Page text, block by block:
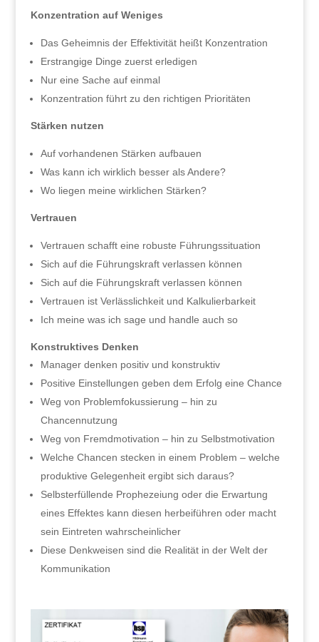
Konzentration auf Weniges
Das Geheimnis der Effektivität heißt Konzentration
Erstrangige Dinge zuerst erledigen
Nur eine Sache auf einmal
Konzentration führt zu den richtigen Prioritäten
Stärken nutzen
Auf vorhandenen Stärken aufbauen
Was kann ich wirklich besser als Andere?
Wo liegen meine wirklichen Stärken?
Vertrauen
Vertrauen schafft eine robuste Führungssituation
Sich auf die Führungskraft verlassen können
Sich auf die Führungskraft verlassen können
Vertrauen ist Verlässlichkeit und Kalkulierbarkeit
Ich meine was ich sage und handle auch so
Konstruktives Denken
Manager denken positiv und konstruktiv
Positive Einstellungen geben dem Erfolg eine Chance
Weg von Problemfokussierung – hin zu
Chancennutzung
Weg von Fremdmotivation – hin zu Selbstmotivation
Welche Chancen stecken in einem Problem – welche
produktive Gelegenheit ergibt sich daraus?
Selbsterfüllende Prophezeiung oder die Erwartung
eines Effektes kann diesen herbeiführen oder macht
sein Eintreten wahrscheinlicher
Diese Denkweisen sind die Realität in der Welt der
Kommunikation